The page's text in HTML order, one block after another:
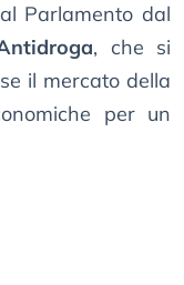
Parlamento dal
, che si
il mercato della
per un